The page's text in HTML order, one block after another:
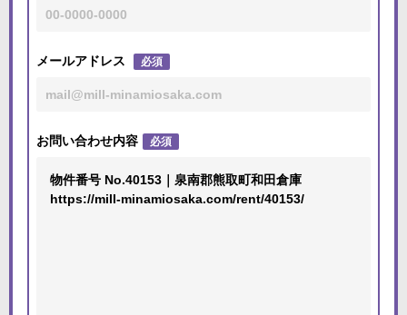
メールアドレス 必須
お問い合わせ内容 必須